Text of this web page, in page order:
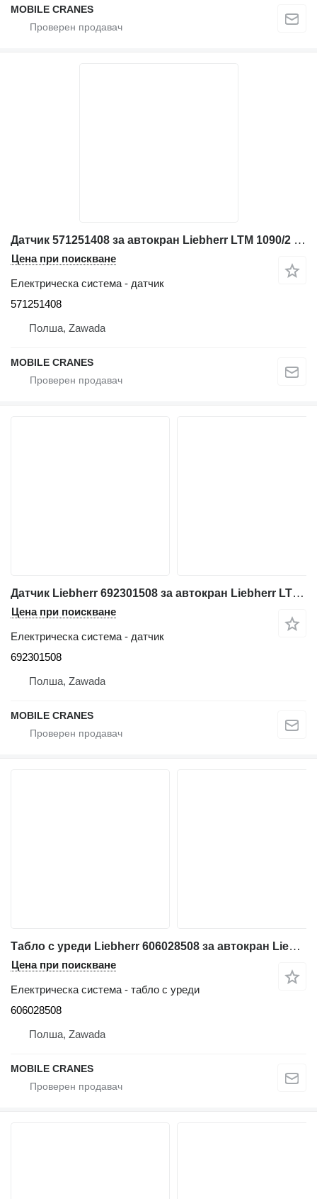
MOBILE CRANES
Датчик 571251408 за автокран Liebherr LTM 1090/2 , LTM 1120/1, LTM 1160/2
Цена при поискване
Електрическа система - датчик
571251408
Полша, Zawada
MOBILE CRANES
Датчик Liebherr 692301508 за автокран Liebherr LTM 1025; LTM 1030/1
Цена при поискване
Електрическа система - датчик
692301508
Полша, Zawada
MOBILE CRANES
Табло с уреди Liebherr 606028508 за автокран Liebherr LTM 1025, LTM 1030/1 ;LTM 1040/1 ; LTM 1050/1;
Цена при поискване
Електрическа система - табло с уреди
606028508
Полша, Zawada
MOBILE CRANES